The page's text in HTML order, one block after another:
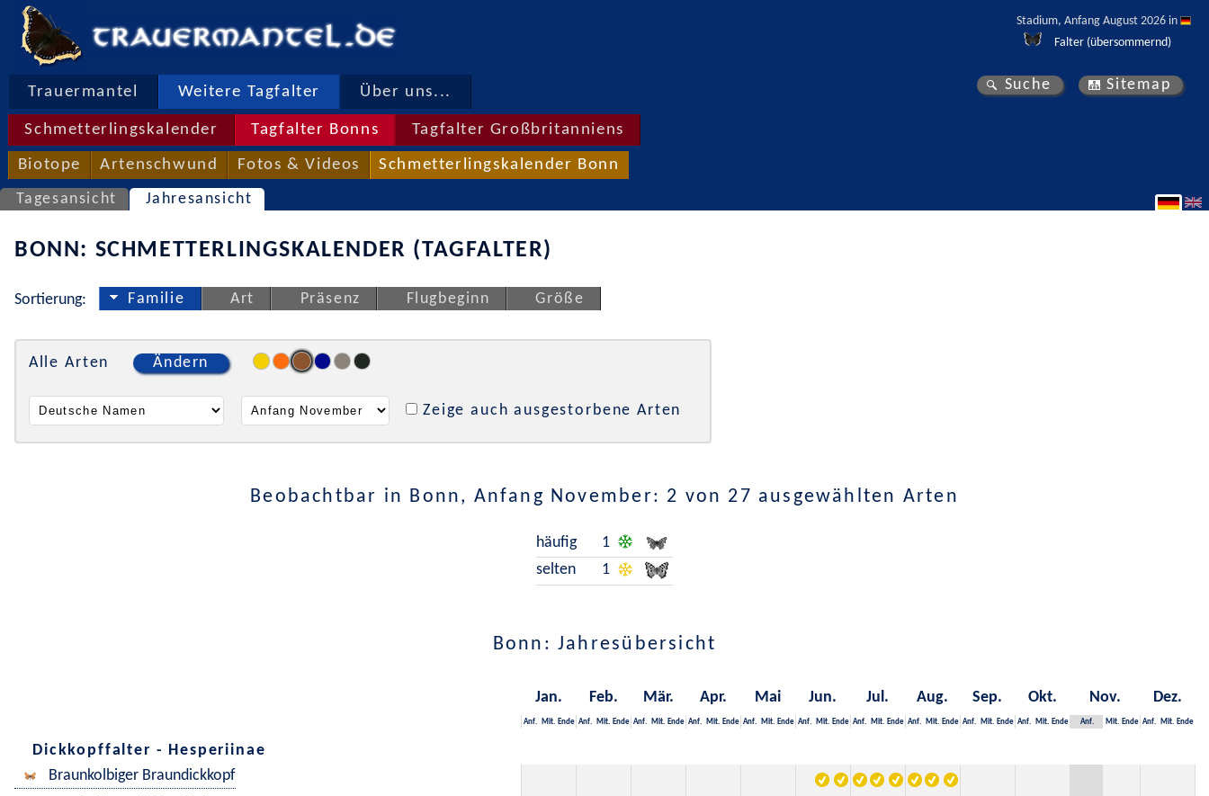
Stadium, Anfang August 2026 in
Falter (übersommernd)
Trauermantel Weitere Tagfalter Über uns...
Schmetterlingskalender Tagfalter Bonns Tagfalter Großbritanniens
Biotope Artenschwund Fotos & Videos Schmetterlingskalender Bonn
Suche Sitemap
Tagesansicht Jahresansicht
BONN: SCHMETTERLINGSKALENDER (TAGFALTER)
Sortierung: Familie Art Präsenz Flugbeginn Größe
Alle Arten Ändern
Zeige auch ausgestorbene Arten
Beobachtbar in Bonn, Anfang November: 2 von 27 ausgewählten Arten
häufig
1
selten
1
Bonn: Jahresübersicht
Jan. Feb. Mär. Apr. Mai Jun. Jul. Aug. Sep. Okt. Nov. Dez.
Anf. Mit. Ende Anf. Mit. Ende Anf. Mit. Ende Anf. Mit. Ende Anf. Mit. Ende Anf. Mit. Ende Anf. Mit. Ende Anf. Mit. Ende Anf. Mit. Ende Anf. Mit. Ende Anf. Mit. Ende Anf. Mit. Ende
Dickkopffalter - Hesperiinae
Braunkolbiger Braundickkopf